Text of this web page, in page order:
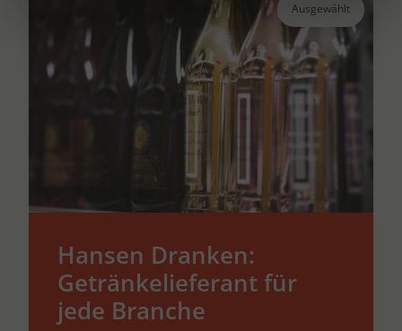
Ausgewählt
Hansen Dranken:
Getränkelieferant für
jede Branche